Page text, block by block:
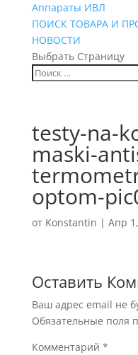
Аппараты ИВЛ
ПОИСК ТОВАРА И
НОВОСТИ
Выбрать Страницу
testy-na-
maski-
optom-
от Konstantin | Апр
Оставить
Ваш адрес email не
Обязательные поля
Комментарий *